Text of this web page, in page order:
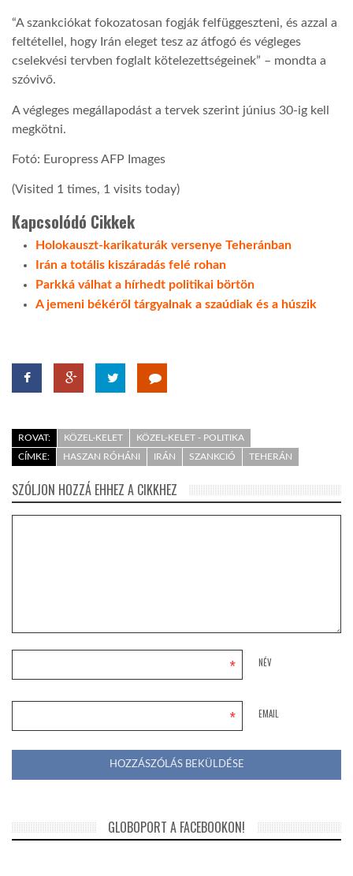
DOBRAVERO.HU
“A szankciókat fokozatosan fogják felfüggeszteni, és azzal a
feltétellel, hogy Irán eleget tesz az átfogó és végleges
cselekvési tervben foglalt kötelezettségeinek” – mondta a
szóvivő.
A végleges megállapodást a tervek szerint június 30-ig kell
megkötni.
Fotó: Europress AFP Images
(Visited 1 times, 1 visits today)
Kapcsolódó Cikkek
Holokauszt-karikaturák versenye Teheránban
Irán a totális kiszáradás felé rohan
Parkká válhat a hírhedt politikai börtön
A jemeni békéről tárgyalnak a szaúdiak és a húszik
ROVAT: KÖZEL-KELET
KÖZEL-KELET - POLITIKA
CÍMKE:
HASZAN RÓHÁNI IRÁN SZANKCIÓ TEHERÁN
SZÓLJON HOZZÁ EHHEZ A CIKKHEZ
NÉV
*
EMAIL
*
GLOBOPORT A FACEBOOKON!